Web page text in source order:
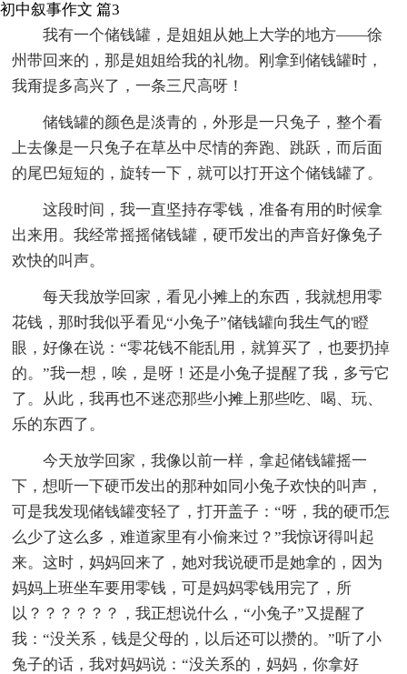
初中叙事作文 篇3
我有一个储钱罐，是姐姐从她上大学的地方——徐
州带回来的，那是姐姐给我的礼物。刚拿到储钱罐时，
我甭提多高兴了，一条三尺高呀！
储钱罐的颜色是淡青的，外形是一只兔子，整个看
上去像是一只兔子在草丛中尽情的奔跑、跳跃，而后面
的尾巴短短的，旋转一下，就可以打开这个储钱罐了。
这段时间，我一直坚持存零钱，准备有用的时候拿
出来用。我经常摇摇储钱罐，硬币发出的声音好像兔子
欢快的叫声。
每天我放学回家，看见小摊上的东西，我就想用零
花钱，那时我似乎看见“小兔子”储钱罐向我生气的'瞪
眼，好像在说：“零花钱不能乱用，就算买了，也要扔掉
的。”我一想，唉，是呀！还是小兔子提醒了我，多亏它
了。从此，我再也不迷恋那些小摊上那些吃、喝、玩、
乐的东西了。
今天放学回家，我像以前一样，拿起储钱罐摇一
下，想听一下硬币发出的那种如同小兔子欢快的叫声，
可是我发现储钱罐变轻了，打开盖子：“呀，我的硬币怎
么少了这么多，难道家里有小偷来过？”我惊讶得叫起
来。这时，妈妈回来了，她对我说硬币是她拿的，因为
妈妈上班坐车要用零钱，可是妈妈零钱用完了，所
以？？？？？？，我正想说什么，“小兔子”又提醒了
我：“没关系，钱是父母的，以后还可以攒的。”听了小
兔子的话，我对妈妈说：“没关系的，妈妈，你拿好